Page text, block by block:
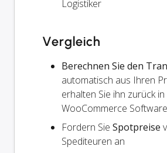
Logistiker
Vergleich
Berechnen Sie den
automatisch aus Ihren
erhalten Sie ihn zurück
WooCommerce Software
Fordern Sie Spotpreise
Spediteuren an